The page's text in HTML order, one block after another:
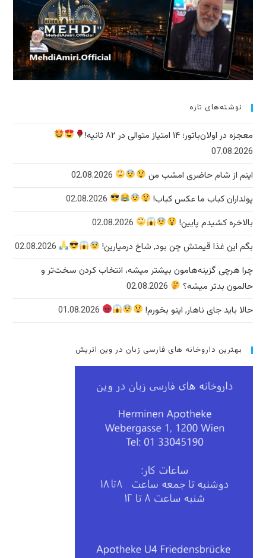
نوشته‌های تازه
معجزه در اولان‌باتور؛ ۱۴ امتیاز متوالی در ۸۲ ثانیه!
07.08.2026
اینم از شام حاضری امشب من
02.08.2026
پولداران کباب ما عکس کباب!
02.08.2026
بالاخره کشیدم پایین!
02.08.2026
بگم این غذا قیمتش چن بود, شاخ درمیارین!
02.08.2026
چرا هرچی گزینه‌هامون بیشتر میشه، انتخاب کردن سخت‌تر و
حالمون بدتر میشه؟
02.08.2026
حالا باید جای ناهار, اینو بخورم!
01.08.2026
بهترین داروخانه های فارسی زبان در وین اتریش